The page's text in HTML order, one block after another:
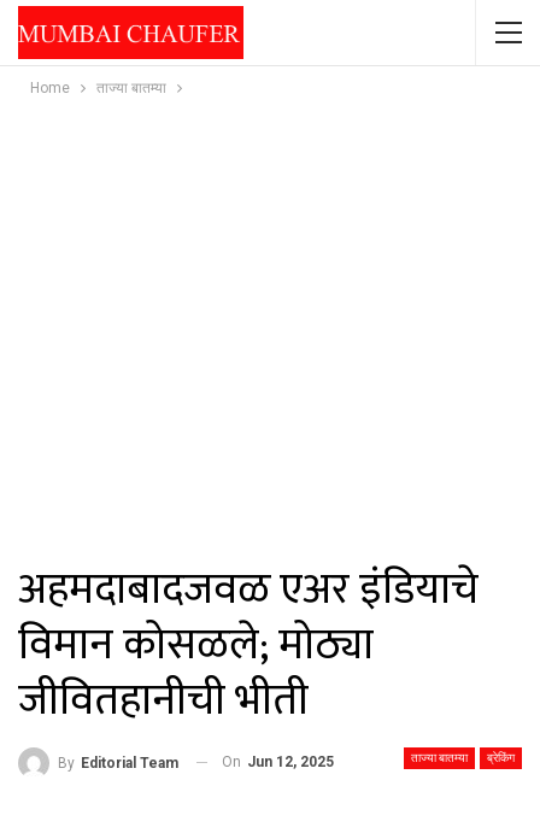
Home ताज्या बातम्या
अहमदाबादजवळ एअर इंडियाचे
विमान कोसळले; मोठ्या
जीवितहानीची भीती
ताज्या बातम्या ब्रेकिंग
By Editorial Team On Jun 12, 2025